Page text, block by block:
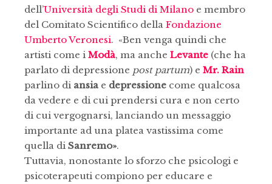
dell’Università degli Studi di Milano e membro
del Comitato Scientifico della Fondazione
Umberto Veronesi. «Ben venga quindi che
artisti come i Modà, ma anche Levante (che ha
parlato di depressione post partum) e Mr. Rain
parlino di ansia e depressione come qualcosa
da vedere e di cui prendersi cura e non certo
di cui vergognarsi, lanciando un messaggio
importante ad una platea vastissima come
quella di Sanremo».
Tuttavia, nonostante lo sforzo che psicologi e
psicoterapeuti compiono per educare e